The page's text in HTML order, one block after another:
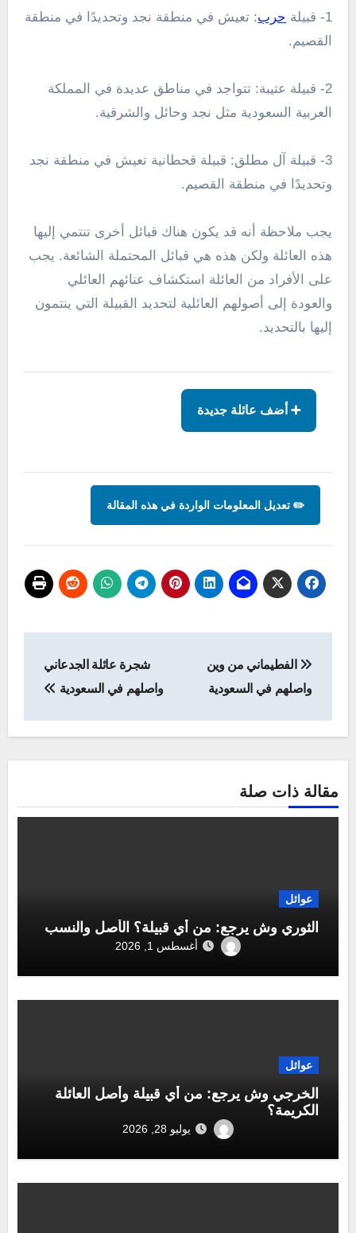
1- قبيلة حرب: تعيش في منطقة نجد وتحديدًا في منطقة
القصيم.
2- قبيلة عتيبة: تتواجد في مناطق عديدة في المملكة
العربية السعودية مثل نجد وحائل والشرقية.
3- قبيلة آل مطلق: قبيلة قحطانية تعيش في منطقة نجد
وتحديدًا في منطقة القصيم.
يجب ملاحظة أنه قد يكون هناك قبائل أخرى تنتمي إليها
هذه العائلة ولكن هذه هي قبائل المحتملة الشائعة. يجب
على الأفراد من العائلة استكشاف عنائهم العائلي
والعودة إلى أصولهم العائلية لتحديد القبيلة التي ينتمون
إليها بالتحديد.
➕ أضف عائلة جديدة
✏️ تعديل المعلومات الواردة في هذه المقالة
المقالات
الفطيماني من وين
واصلهم في السعودية
شجرة عائلة الجدعاني
واصلهم في السعودية
مقالة ذات صلة
عوائل
الثوري وش يرجع: من أي قبيلة؟ الأصل والنسب
أغسطس 1, 2026
عوائل
الخرجي وش يرجع: من أي قبيلة وأصل العائلة
الكريمة؟
يوليو 28, 2026